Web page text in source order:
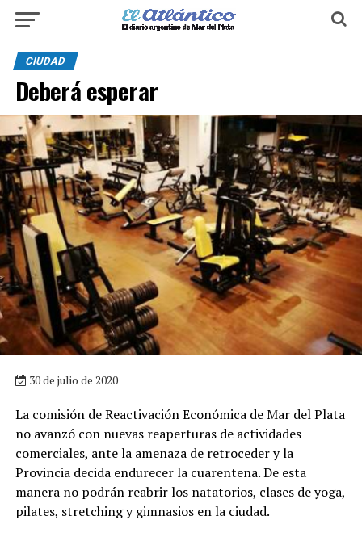
CIUDAD
Deberá esperar
30 de julio de 2020
La comisión de Reactivación Económica de Mar del Plata
no avanzó con nuevas reaperturas de actividades
comerciales, ante la amenaza de retroceder y la
Provincia decida endurecer la cuarentena. De esta
manera no podrán reabrir los natatorios, clases de yoga,
pilates, stretching y gimnasios en la ciudad.